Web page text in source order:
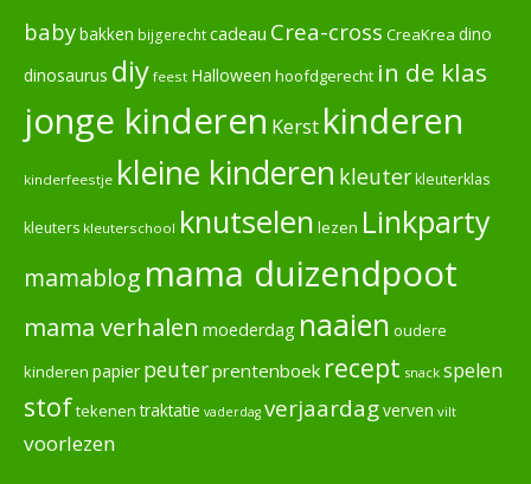
babybakken bijgerechtcadeau Crea-cross CreaKrea dino
dinosaurus diy feest Halloween hoofdgerecht in de klas
jonge kinderen Kerst kinderen
kinderfeestje kleine kinderen kleuterkleuterklas
kleuters kleuterschool knutselen lezen Linkparty
mamablog mama duizendpoot
mama verhalen moederdag naaien oudere
kinderen papier peuterprentenboek recept snack spelen
stoftekenen traktatie vaderdag verjaardagverven vilt
voorlezen